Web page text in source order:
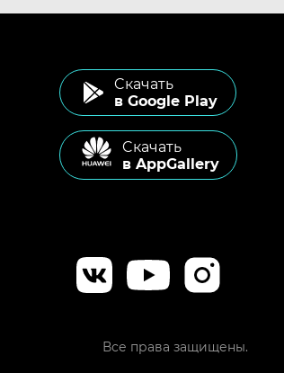
Cкачать
в Google Play
Cкачать
в AppGallery
Все права защищены.